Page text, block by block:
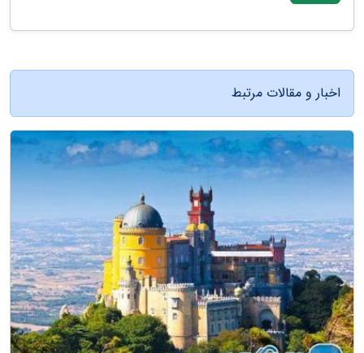
اخبار و مقالات مرتبط